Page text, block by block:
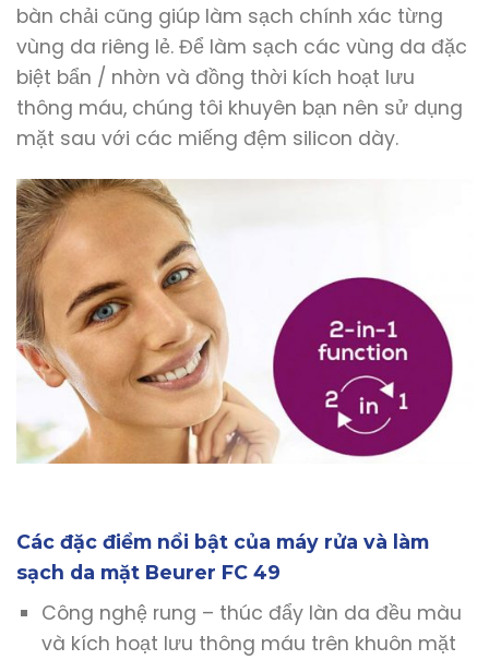
bàn chải cũng giúp làm sạch chính xác từng
vùng da riêng lẻ. Để làm sạch các vùng da đặc
biệt bẩn / nhờn và đồng thời kích hoạt lưu
thông máu, chúng tôi khuyên bạn nên sử dụng
mặt sau với các miếng đệm silicon dày.
Các đặc điểm nổi bật của máy rửa và làm
sạch da mặt Beurer FC 49
Công nghệ rung – thúc đẩy làn da đều màu
và kích hoạt lưu thông máu trên khuôn mặt